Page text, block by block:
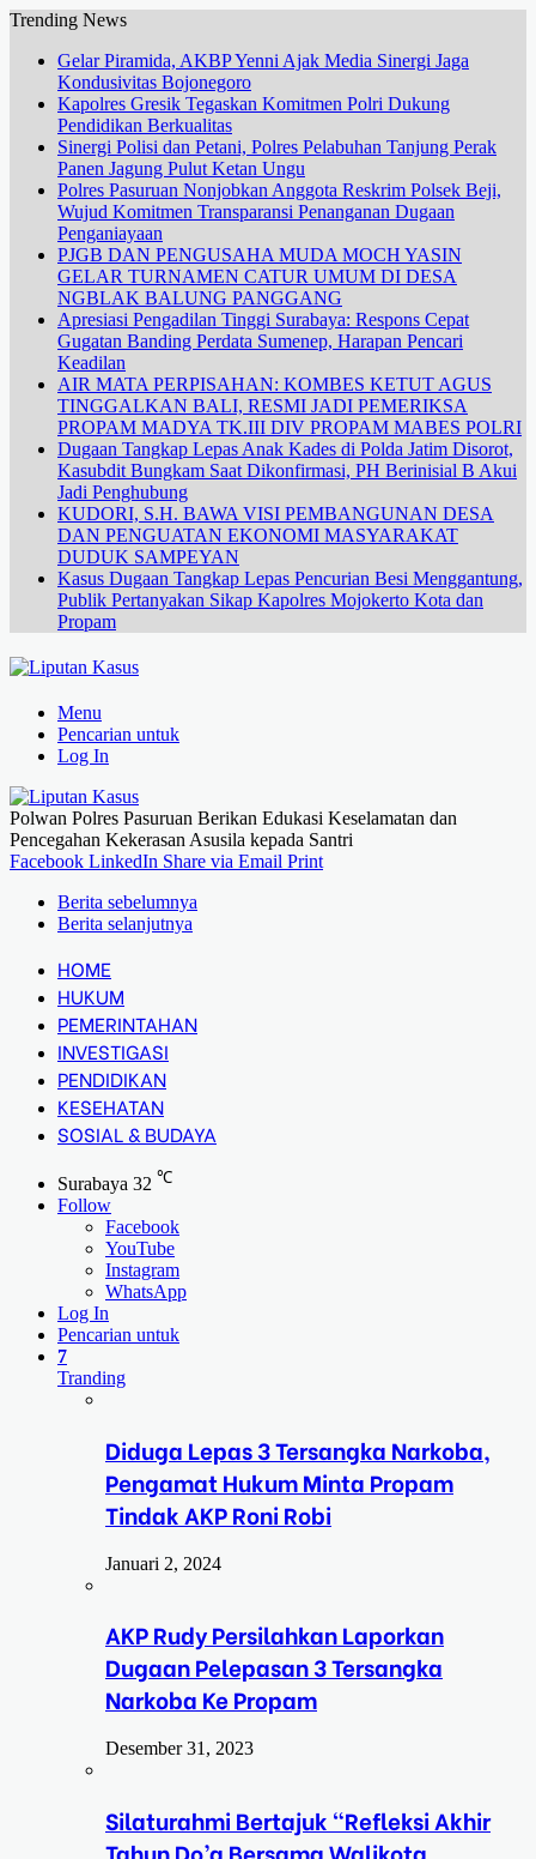
Trending News
Gelar Piramida, AKBP Yenni Ajak Media Sinergi Jaga
Kondusivitas Bojonegoro
Kapolres Gresik Tegaskan Komitmen Polri Dukung
Pendidikan Berkualitas
Sinergi Polisi dan Petani, Polres Pelabuhan Tanjung Perak
Panen Jagung Pulut Ketan Ungu
Polres Pasuruan Nonjobkan Anggota Reskrim Polsek Beji,
Wujud Komitmen Transparansi Penanganan Dugaan
Penganiayaan
PJGB DAN PENGUSAHA MUDA MOCH YASIN
GELAR TURNAMEN CATUR UMUM DI DESA
NGBLAK BALUNG PANGGANG
Apresiasi Pengadilan Tinggi Surabaya: Respons Cepat
Gugatan Banding Perdata Sumenep, Harapan Pencari
Keadilan
AIR MATA PERPISAHAN: KOMBES KETUT AGUS
TINGGALKAN BALI, RESMI JADI PEMERIKSA
PROPAM MADYA TK.III DIV PROPAM MABES POLRI
Dugaan Tangkap Lepas Anak Kades di Polda Jatim Disorot,
Kasubdit Bungkam Saat Dikonfirmasi, PH Berinisial B Akui
Jadi Penghubung
KUDORI, S.H. BAWA VISI PEMBANGUNAN DESA
DAN PENGUATAN EKONOMI MASYARAKAT
DUDUK SAMPEYAN
Kasus Dugaan Tangkap Lepas Pencurian Besi Menggantung,
Publik Pertanyakan Sikap Kapolres Mojokerto Kota dan
Propam
Menu
Pencarian untuk
Log In
Polwan Polres Pasuruan Berikan Edukasi Keselamatan dan
Pencegahan Kekerasan Asusila kepada Santri
Facebook LinkedIn Share via Email Print
Berita sebelumnya
Berita selanjutnya
HOME
HUKUM
PEMERINTAHAN
INVESTIGASI
PENDIDIKAN
KESEHATAN
SOSIAL & BUDAYA
Surabaya 32 ℃
Follow
Facebook
YouTube
Instagram
WhatsApp
Log In
Pencarian untuk
7
Tranding
Diduga Lepas 3 Tersangka Narkoba,
Pengamat Hukum Minta Propam
Tindak AKP Roni Robi
Januari 2, 2024
AKP Rudy Persilahkan Laporkan
Dugaan Pelepasan 3 Tersangka
Narkoba Ke Propam
Desember 31, 2023
Silaturahmi Bertajuk “Refleksi Akhir
Tahun Do’a Bersama Walikota